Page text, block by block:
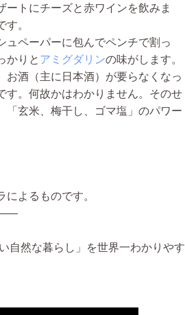
トにチーズと赤ワインを飲みま
。
ペーパーに包んでペンチで割っ
かりと アミグダリンの味がします。
酒（主に日本酒）が要らなくなっ
す。何故かはわかりません。そのせ
「玄米、梅干し、ゴマ塩」のパワー
よるものです。
自然な暮らし」を世界一わかりやす